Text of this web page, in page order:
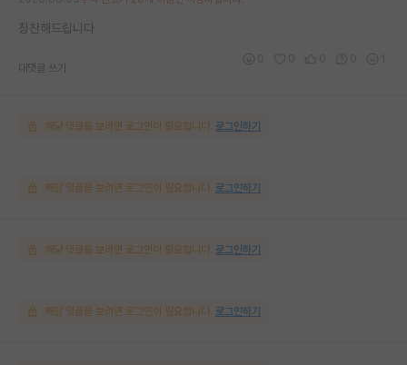
칭찬해드립니다
대댓글 쓰기
해당 댓글을 보려면 로그인이 필요합니다. 로그인하기
해당 댓글을 보려면 로그인이 필요합니다. 로그인하기
해당 댓글을 보려면 로그인이 필요합니다. 로그인하기
해당 댓글을 보려면 로그인이 필요합니다. 로그인하기